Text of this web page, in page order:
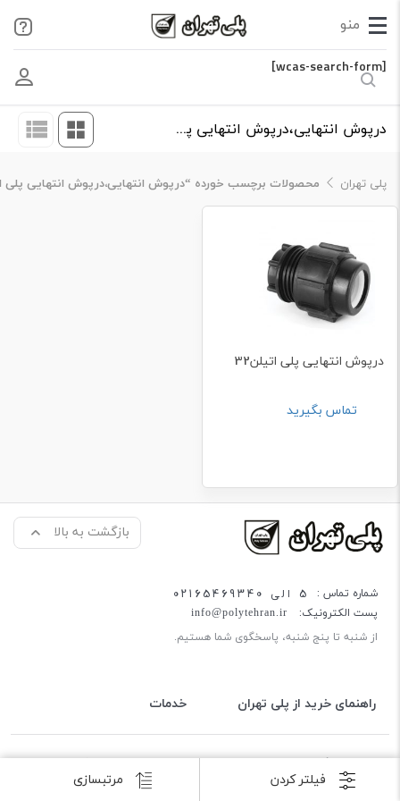
[wcas-search-form]
مرتبسازی فیلتر کردن
درپوش انتهایی،درپوش انتهایی پلی اتیلن 32،درپوش انتهایی پلی اتیلن
پلی تهران محصولات برچسب خورده “درپوش انتهایی،درپوش انتهایی پلی اتیلن 32،درپوش انتهایی
درپوش انتهایی پلی اتیلن32
تماس بگیرید
بازگشت به بالا
شماره تماس : 5 الی 02165469340
پست الکترونیک: info@polytehran.ir
از شنبه تا پنج شنبه، پاسخگوی شما هستیم.
راهنمای خرید از پلی تهران خدمات
کلیه حقوق این وب سایت متعلق به پلی تهران می باشد.